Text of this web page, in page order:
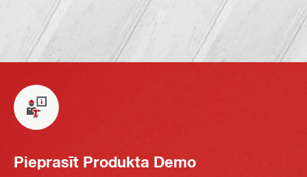
Pieprasīt Produkta Demo